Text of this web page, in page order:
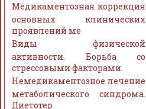
Медикаментозная коррекция
основных клинических
проявлений ме
Виды физической
активности. Борьба со
стрессовыми факторами.
Немедикаментозное лечение
метаболического синдрома.
Диетотер